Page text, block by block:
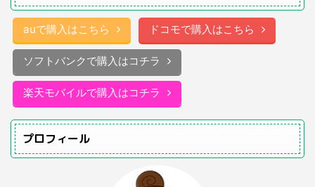
auで購入はこちら ドコモで購入はこちら
ソフトバンクで購入はコチラ
楽天モバイルで購入はコチラ
プロフィール